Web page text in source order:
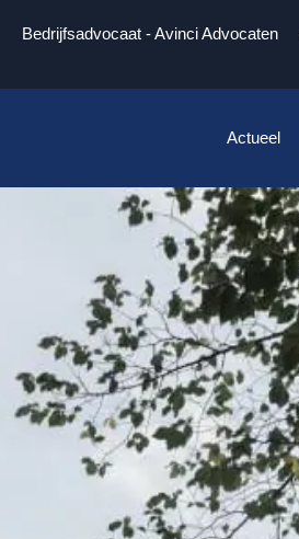
Bedrijfsadvocaat - Avinci Advocaten
Actueel